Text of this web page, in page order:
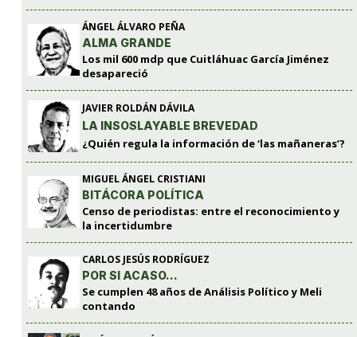
ÁNGEL ÁLVARO PEÑA
ALMA GRANDE
Los mil 600 mdp que Cuitláhuac García Jiménez
desapareció
JAVIER ROLDÁN DÁVILA
LA INSOSLAYABLE BREVEDAD
¿Quién regula la información de ‘las mañaneras’?
MIGUEL ÁNGEL CRISTIANI
BITÁCORA POLÍTICA
Censo de periodistas: entre el reconocimiento y
la incertidumbre
CARLOS JESÚS RODRÍGUEZ
POR SI ACASO…
Se cumplen 48 años de Análisis Político y Meli
contando